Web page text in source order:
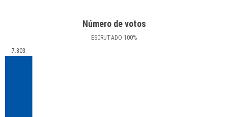
Número de votos
ESCRUTADO 100%
7.803